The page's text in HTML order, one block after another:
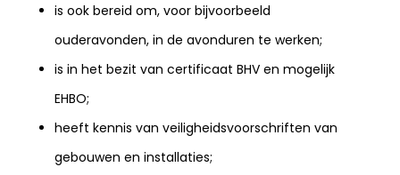
is ook bereid om, voor bijvoorbeeld
ouderavonden, in de avonduren te werken;
is in het bezit van certificaat BHV en mogelijk
EHBO;
heeft kennis van veiligheidsvoorschriften van
gebouwen en installaties;